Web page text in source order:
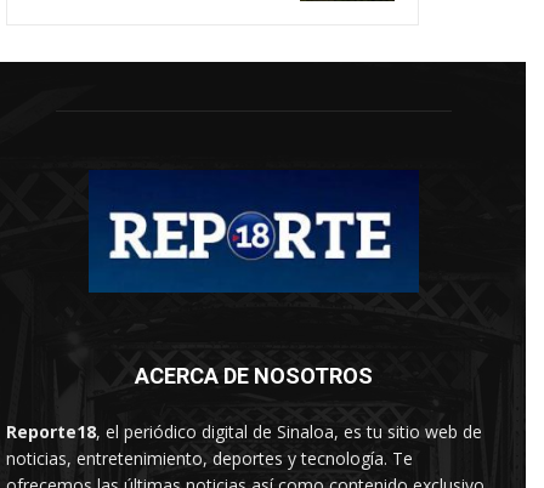
ACERCA DE NOSOTROS
Reporte18, el periódico digital de Sinaloa, es tu sitio web de
noticias, entretenimiento, deportes y tecnología. Te